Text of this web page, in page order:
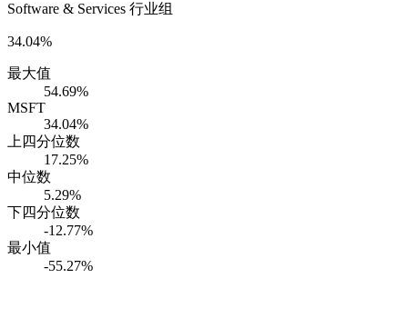
Software & Services 行业组
34.04%
最大值
54.69%
MSFT
34.04%
上四分位数
17.25%
中位数
5.29%
下四分位数
-12.77%
最小值
-55.27%